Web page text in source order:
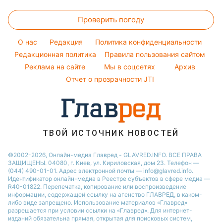
Алла Пугачева
Настя Каменских
Виталий Козловский
Потап
Новости Днепра
Новости Тернополя
Новости Черкассы
Новости Житомира
Новости Одессы
Новости Запорожья
Красивый маникюр
Модные ошибки
Новости моды
Советы от Андре Тана
Тесты по картинке
Оптические иллюзии
Народные приметы
Все о шоу-бизнесе
Проверить погоду
O нас Редакция
Политика конфиденциальности
Редакционная политика
Правила пользования сайтом
Реклама на сайте
Мы в соцсетях
Архив
Отчет о прозрачности JTI
ТВОЙ ИСТОЧНИК НОВОСТЕЙ
©2002-2026, Онлайн-медиа Главред - GLAVRED.INFO. ВСЕ ПРАВА
ЗАЩИЩЕНЫ. 04080, г. Киев, ул. Кириловская, дом 23. Телефон —
(044) 490-01-01. Адрес электронной почты — info@glavred.info.
Идентификатор онлайн-медиа в Реестре cубъектов в сфере медиа —
R40-01822. Перепечатка, копирование или воспроизведение
информации, содержащей ссылку на агенство ГЛАВРЕД, в каком-
либо виде запрещено. Использование материалов «Главред»
разрешается при условии ссылки на «Главред». Для интернет-
изданий обязательна прямая, открытая для поисковых систем,